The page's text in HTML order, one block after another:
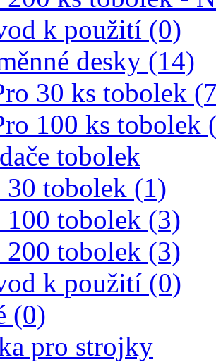
k použití (0)
desky (14)
30 ks tobolek
100 ks tobolek
tobolek
30 tobolek (1)
100 tobolek (3)
200 tobolek (3)
k použití (0)
(0)
pro strojky